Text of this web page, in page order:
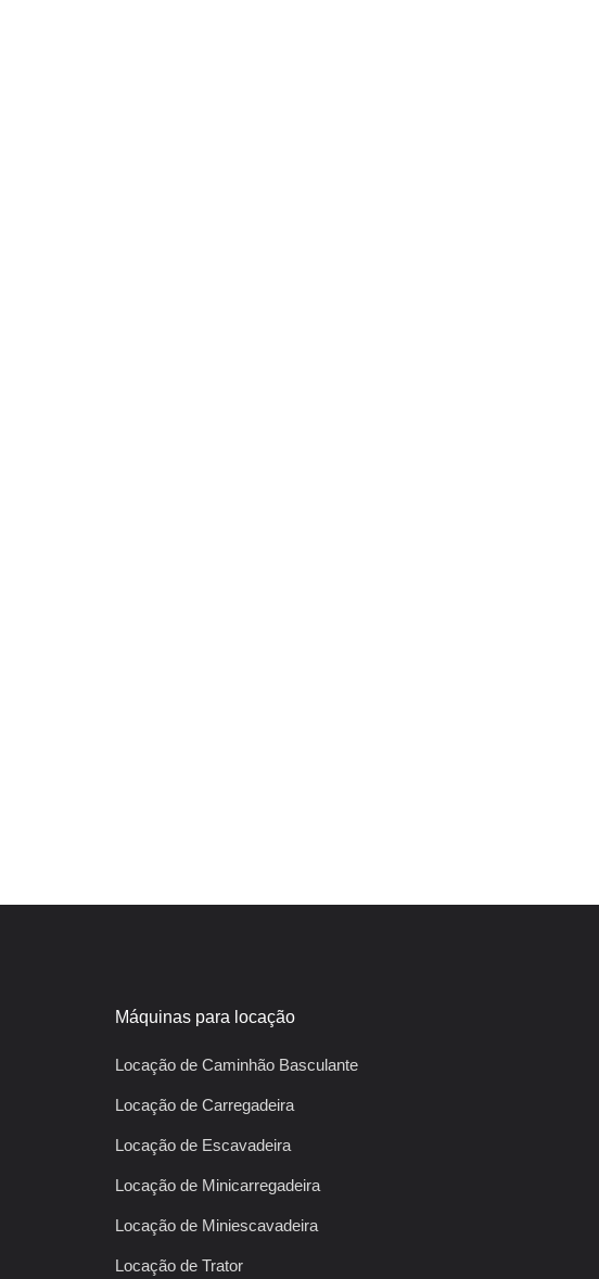
Máquinas para locação
Locação de Caminhão Basculante
Locação de Carregadeira
Locação de Escavadeira
Locação de Minicarregadeira
Locação de Miniescavadeira
Locação de Trator